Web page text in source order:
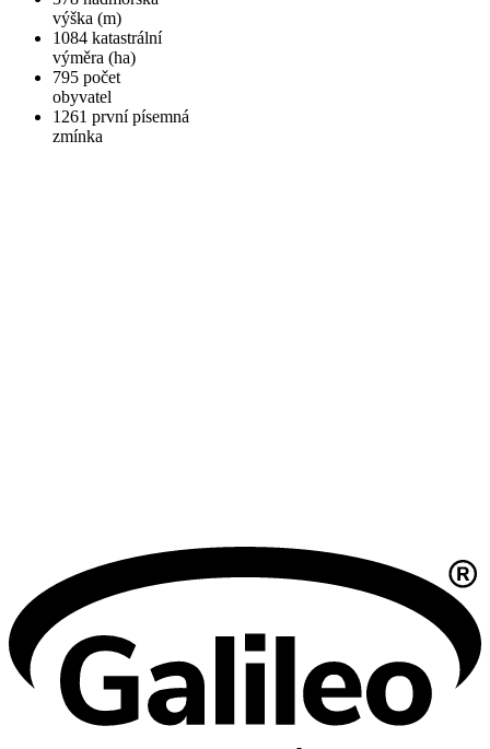
výška (m)
1084 katastrální
výměra (ha)
795 počet
obyvatel
1261 první písemná
zmínka